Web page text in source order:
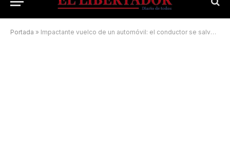
Portada » Impactante vuelco de un automóvil: el conductor se salvó de milagro